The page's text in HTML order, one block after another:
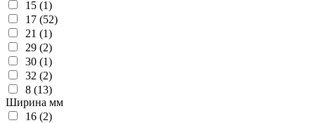
15 (1)
17 (52)
21 (1)
29 (2)
30 (1)
32 (2)
8 (13)
Ширина мм
16 (2)